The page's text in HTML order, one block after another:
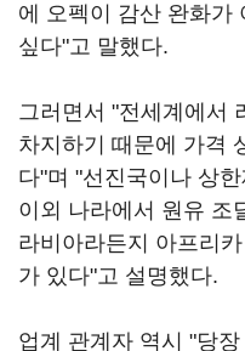
에 오펙이 감산 완화가
싶다"고 말했다.
그러면서 "전세계에서
차지하기 때문에 가격
다"며 "선진국이나 상
이외 나라에서 원유 조
라비아라든지 아프리
가 있다"고 설명했다.
업계 관계자 역시 "당